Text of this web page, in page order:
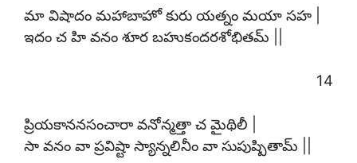
మా విషాదం మహాబాహో కురు యత్నం మయా సహ |
ఇదం చ హి వనం శూర బహుకందరశోభితమ్ ||
14
ప్రియకాననసంచారా వనోన్మత్తా చ మైథిలీ |
సా వనం వా ప్రవిష్టా స్యాన్నలినీం వా సుపుష్పితామ్ ||